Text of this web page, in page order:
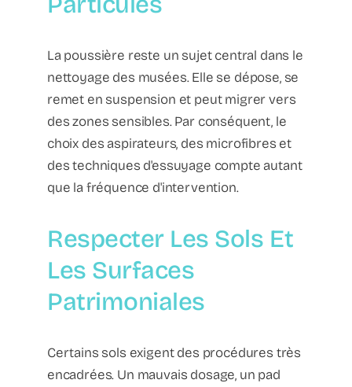
La poussière reste un sujet central dans le
nettoyage des musées. Elle se dépose, se
remet en suspension et peut migrer vers
des zones sensibles. Par conséquent, le
choix des aspirateurs, des microfibres et
des techniques d'essuyage compte autant
que la fréquence d'intervention.
Respecter Les Sols Et
Les Surfaces
Patrimoniales
Certains sols exigent des procédures très
encadrées. Un mauvais dosage, un pad